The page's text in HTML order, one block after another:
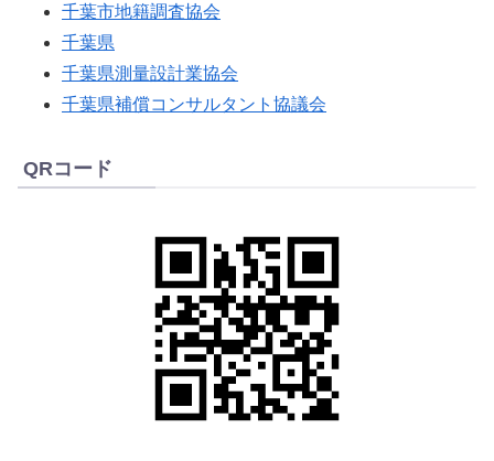
千葉市地籍調査協会
千葉県
千葉県測量設計業協会
千葉県補償コンサルタント協議会
QRコード